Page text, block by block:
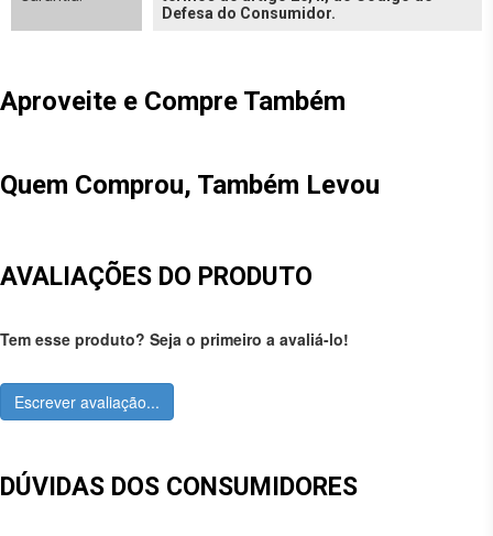
Defesa do Consumidor.
Aproveite e Compre Também
Quem Comprou, Também Levou
AVALIAÇÕES DO PRODUTO
Tem esse produto? Seja o primeiro a avaliá-lo!
Escrever avaliação...
DÚVIDAS DOS CONSUMIDORES